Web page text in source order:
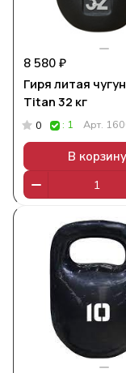
8 580 ₽
Гиря литая
Titan 32 кг
0 : 1 Арт.
В корзину